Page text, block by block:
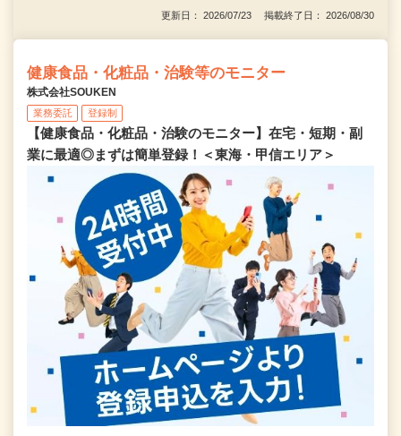
更新日： 2026/07/23 掲載終了日： 2026/08/30
健康食品・化粧品・治験等のモニター
株式会社SOUKEN
業務委託 登録制
【健康食品・化粧品・治験のモニター】在宅・短期・副
業に最適◎まずは簡単登録！＜東海・甲信エリア＞